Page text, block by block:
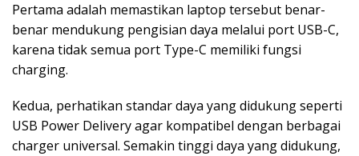
Pertama adalah memastikan laptop tersebut benar-
benar mendukung pengisian daya melalui port USB-C,
karena tidak semua port Type-C memiliki fungsi
charging.
Kedua, perhatikan standar daya yang didukung seperti
USB Power Delivery agar kompatibel dengan berbagai
charger universal. Semakin tinggi daya yang didukung,